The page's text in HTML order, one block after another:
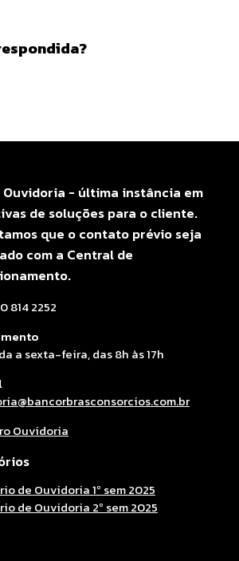
Ouvidoria - última instância em
de soluções para o cliente.
que o contato prévio seja
com a Central de
814 2252
a sexta-feira, das 8h às 17h
Ouvidoria
de Ouvidoria 1º sem 2025
de Ouvidoria 2º sem 2025